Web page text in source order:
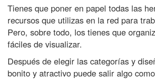
d
e
E
u
l
a
Tienes que poner en papel todas las
recursos que utilizas en la red para
Pero, sobre todo, los tienes que
fáciles de visualizar.
Después de elegir las categorías y
bonito y atractivo puede salir algo